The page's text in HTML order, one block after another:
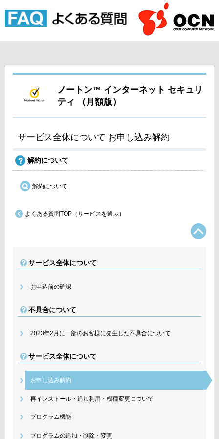
ノートン™ インターネット セキュリ
ティ （月額版）
サービス全体について お申し込み解約
解約について
解約について
よくある質問TOP（サービスを選ぶ）
サービス全体について
お申込前の確認
不具合について
2023年2月に一部のお客様に発生した不具合について
サービス全体について
お申し込み解約
再インストール・追加利用・機種変更について
プログラム機能
プログラムの追加・削除・変更